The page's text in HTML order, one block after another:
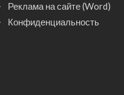
Реклама на сайте (Word)
Конфиденциальность